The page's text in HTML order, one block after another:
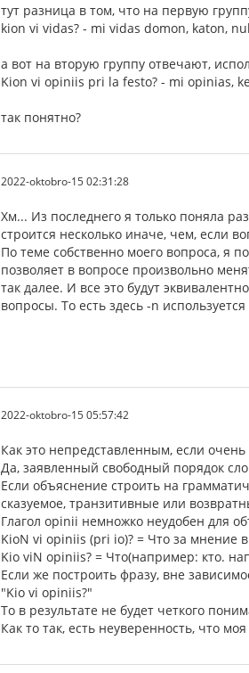
тут разница в том, что на первую
kion vi vidas? - mi vidas domon, katon,
а вот на вторую группу отвечают,
Kion vi opiniis pri la festo? - mi opinias,
так понятно?
2022-oktobro-15 02:31:28
Хм... Из последнего я только поняла
строится несколько иначе, чем, если
По теме собственно моего вопроса, я
позволяет в вопросе произвольно
так далее. И все это будут
вопросы. То есть здесь -n
2022-oktobro-15 05:57:42
Как это непредставленным, если
Да, заявленный свободный порядок
Если объяснение строить на
сказуемое, транзитивные или
Глагол opinii немножко неудобен для
KioN vi opiniis (pri io)? = Что за мнение
Kio viN opiniis? = Что(например: кто.
Если же построить фразу, вне
"Kio vi opiniis?"
То в результате не будет четкого
Как то так, есть неуверенность, что